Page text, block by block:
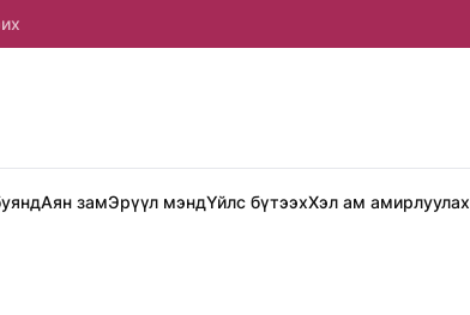
Аян замЭрүүл мэндҮйлс бүтээхХэл ам амирлуулах